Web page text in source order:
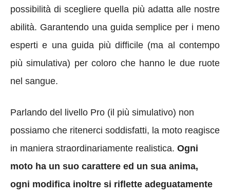
possibilità di scegliere quella più adatta alle nostre
abilità. Garantendo una guida semplice per i meno
esperti e una guida più difficile (ma al contempo
più simulativa) per coloro che hanno le due ruote
nel sangue.
Parlando del livello Pro (il più simulativo) non
possiamo che ritenerci soddisfatti, la moto reagisce
in maniera straordinariamente realistica. Ogni
moto ha un suo carattere ed un sua anima,
ogni modifica inoltre si riflette adeguatamente